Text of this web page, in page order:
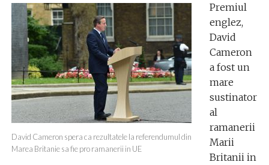
David Cameron spera ca rezultatele la referendumul din
Marea Britanie sa fie pro ramanerii in UE
Premiul
englez,
David
Cameron
a fost un
mare
sustinator
al
ramanerii
Marii
Britanii in